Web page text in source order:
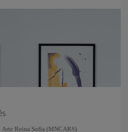
Reina Sofía (MNCARS)